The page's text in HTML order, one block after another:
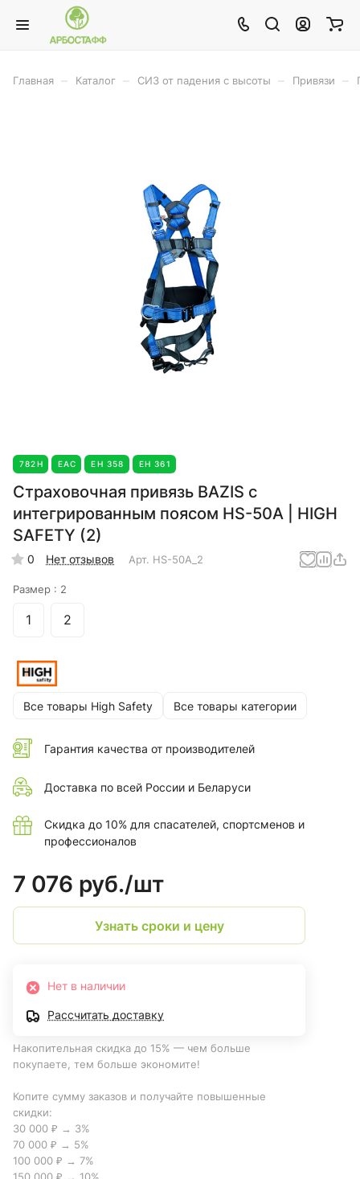
Главная Каталог СИЗ от падения с высоты Привязи
782Н EAC ЕН 358 ЕН 361
Страховочная привязь BAZIS с
интегрированным поясом HS-50А | HIGH
SAFETY (2)
0 Нет отзывов Арт. HS-50А_2
Размер : 2
1 2
Все товары High Safety Все товары категории
Гарантия качества от производителей
Доставка по всей России и Беларуси
Скидка до 10% для спасателей, спортсменов и
профессионалов
7 076 руб./шт
Узнать сроки и цену
Нет в наличии
Рассчитать доставку
Накопительная скидка до 15% — чем больше
покупаете, тем больше экономите!
Копите сумму заказов и получайте повышенные
скидки:
30 000 ₽ → 3%
70 000 ₽ → 5%
100 000 ₽ → 7%